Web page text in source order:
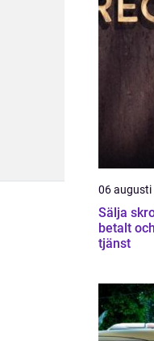
06 augusti
Sälja skrot så får du
betalt
tjänst